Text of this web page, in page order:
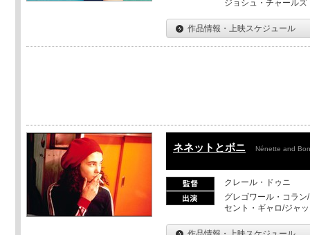
ジョシュ・チャールズ
作品情報・上映スケジュール
ネネットとボニ Nénette and
クレール・ドゥニ
グレゴワール・コラ
セント・ギャロ/ジャ